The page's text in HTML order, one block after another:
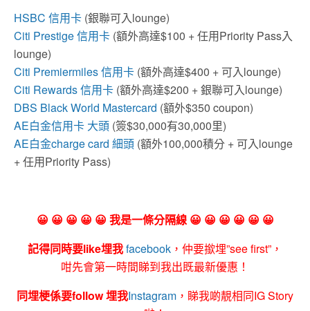
HSBC 信用卡 (銀聯可入lounge)
Citi Prestige 信用卡 (額外高達$100 + 任用Priority Pass入
lounge)
Citi Premiermiles 信用卡 (額外高達$400 + 可入lounge)
Citi Rewards 信用卡 (額外高達$200 + 銀聯可入lounge)
DBS Black World Mastercard (額外$350 coupon)
AE白金信用卡 大頭 (簽$30,000有30,000里)
AE白金charge card 細頭 (額外100,000積分 + 可入lounge
+ 任用Priority Pass)
😀 😀 😀 😀 😀 我是一條分隔線 😀 😀 😀 😀 😀 😀
記得同時要like埋我facebook ，仲要撳埋”see first”，
咁先會第一時間睇到我出既最新優惠！
同埋梗係要follow 埋我Instagram ，睇我啲靚相同IG Story